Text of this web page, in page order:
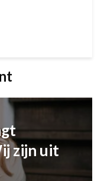
zijn uit